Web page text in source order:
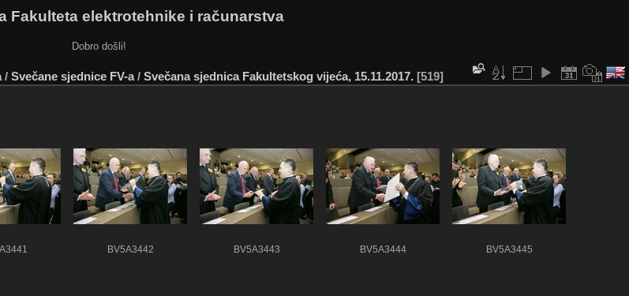
Fakulteta elektrotehnike i računarstva
Dobro došli!
/ Svečane sjednice FV-a/ Svečana sjednica Fakultetskog vijeća, 15.11.2017. 519
BV5A3442 BV5A3443 BV5A3444 BV5A3445